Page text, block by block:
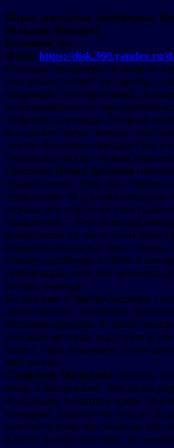
Новое поколение дизайнеров.
больших брендов?
Большой зал
Фото: https://disk.360.yandex.ru/
Молодые дизайнеры больше не
они делают ставку на смыслы, а
напрямую с сообществами,
и отказываются от
гибкости и свободы. На фоне
все громче звучит вопрос:
эпохи «больших» брендов? На
участники сессии «Новое
Дизайнер Юлия Далакян
трудно всегда, тому, кто
трудностям: «Когда мы
нужны, все покупали
сказала она. – Есть большой
маркетплейсах, но на этом фоне
индивидуальностью будет очень
самому дизайнеру. Сейчас в
информации, поэтому молодым
готовы учиться».
По мнению Сергея Сысоева,
единственное, что может
большим брендам. А также
и знание местной аудитории и
живет: «Мы понимаем, в чем
чем летом».
Стефания Маликова уверена,
вещь, а настроение: «Когда мы
всегда хочу понимать, какое
женщина, надевая это платье. И
чувство в вещь при помощи
клиент всегда чувствует это